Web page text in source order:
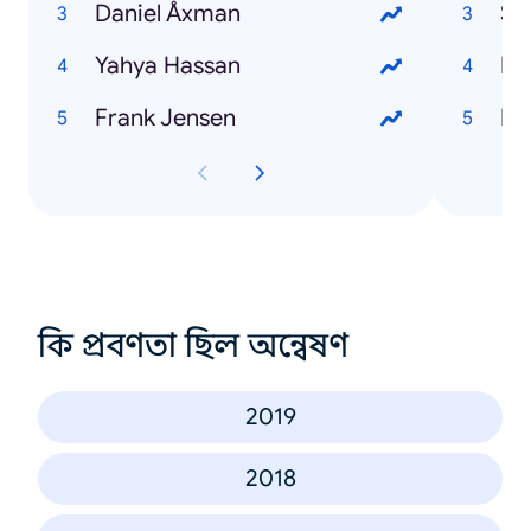
Daniel Åxman
Yahya Hassan
Frank Jensen
কি প্রবণতা ছিল অন্বেষণ
2019
2018